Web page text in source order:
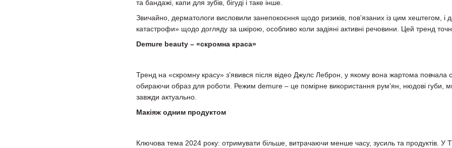
та бандажі, капи для зубів, бігуді і таке інше.
Звичайно, дерматологи висловили занепокоєння щодо ризиків, пов’язаних із цим хештегом,
катастрофи» щодо догляду за шкірою, особливо коли задіяні активні речовини. Цей тренд
Demure beauty – «скромна краса»
Тренд на «скромну красу» з’явився після відео Джулс Леброн, у якому вона жартома
обираючи образ для роботи. Режим demure – це помірне використання рум’ян, нюдові губи,
завжди актуально.
Макіяж одним продуктом
Ключова тема 2024 року: отримувати більше, витрачаючи менше часу, зусиль та продуктів. У